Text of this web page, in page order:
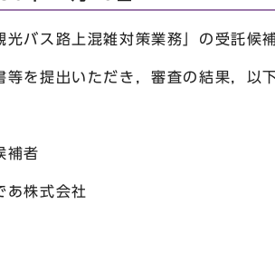
バス路上混雑対策業務」の受託候
等を提出いただき，審査の結果，以
補者
あ株式会社